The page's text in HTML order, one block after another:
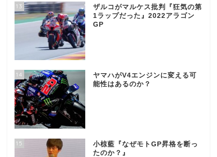
13
ザルコがマルケス批判『狂気の第
1ラップだった』2022アラゴン
GP
14
ヤマハがV4エンジンに変える可
能性はあるのか？
15
小椋藍『なぜモトGP昇格を断っ
たのか？』